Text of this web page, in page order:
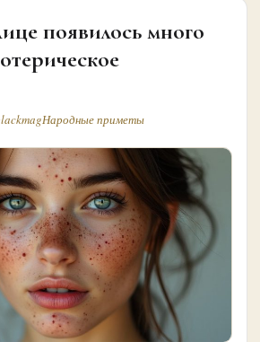
появилось много
Народные приметы